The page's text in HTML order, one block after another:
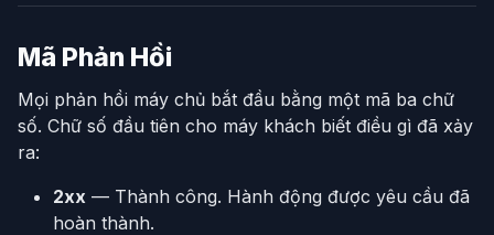
Mã Phản Hồi
Mọi phản hồi máy chủ bắt đầu bằng một mã ba chữ
số. Chữ số đầu tiên cho máy khách biết điều gì đã xảy
ra:
2xx — Thành công. Hành động được yêu cầu đã
hoàn thành.